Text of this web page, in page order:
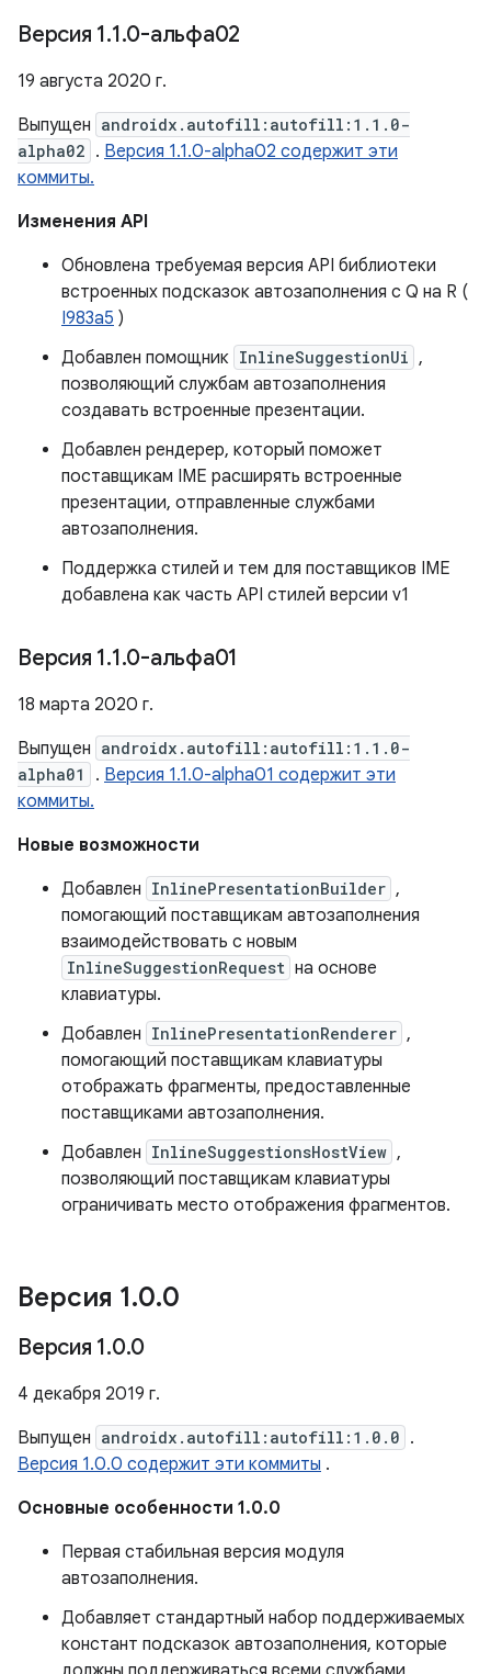
Версия 1.1.0-альфа02
19 августа 2020 г.
Выпущен androidx.autofill:autofill:1.1.0-
alpha02 . Версия 1.1.0-alpha02 содержит эти
коммиты.
Изменения API
Обновлена ​​требуемая версия API библиотеки
встроенных подсказок автозаполнения с Q на R (
I983a5 )
Добавлен помощник InlineSuggestionUi ,
позволяющий службам автозаполнения
создавать встроенные презентации.
Добавлен рендерер, который поможет
поставщикам IME расширять встроенные
презентации, отправленные службами
автозаполнения.
Поддержка стилей и тем для поставщиков IME
добавлена ​​как часть API стилей версии v1
Версия 1.1.0-альфа01
18 марта 2020 г.
Выпущен androidx.autofill:autofill:1.1.0-
alpha01
. Версия 1.1.0-alpha01 содержит эти
коммиты.
Новые возможности
Добавлен InlinePresentationBuilder ,
помогающий поставщикам автозаполнения
взаимодействовать с новым
InlineSuggestionRequest на основе
клавиатуры.
Добавлен InlinePresentationRenderer ,
помогающий поставщикам клавиатуры
отображать фрагменты, предоставленные
поставщиками автозаполнения.
Добавлен InlineSuggestionsHostView ,
позволяющий поставщикам клавиатуры
ограничивать место отображения фрагментов.
Версия 1.0.0
Версия 1.0.0
4 декабря 2019 г.
Выпущен androidx.autofill:autofill:1.0.0 .
Версия 1.0.0 содержит эти коммиты .
Основные особенности 1.0.0
Первая стабильная версия модуля
автозаполнения.
Добавляет стандартный набор поддерживаемых
констант подсказок автозаполнения, которые